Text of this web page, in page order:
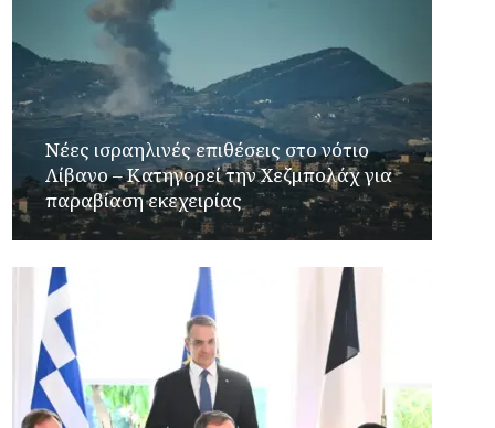
Νέες ισραηλινές επιθέσεις στο νότιο
Λίβανο – Κατηγορεί την Χεζμπολάχ για
παραβίαση εκεχειρίας